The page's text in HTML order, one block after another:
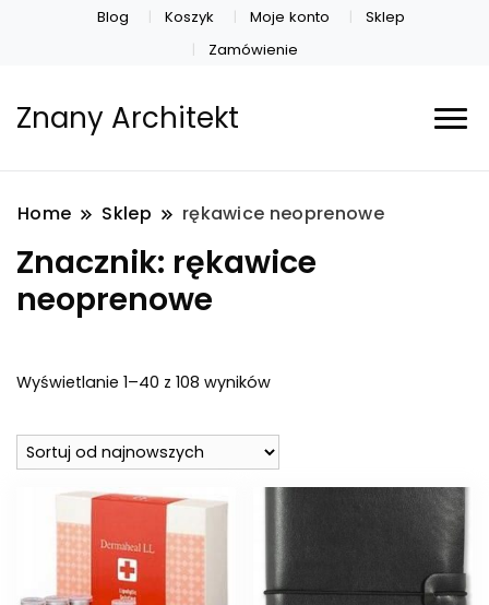
Blog Koszyk Moje konto
Sklep
Zamówienie
Znany Architekt
Home Sklep rękawice neoprenowe
Znacznik: rękawice
neoprenowe
Wyświetlanie 1–40 z 108 wynikówPosortowane
najnowszych